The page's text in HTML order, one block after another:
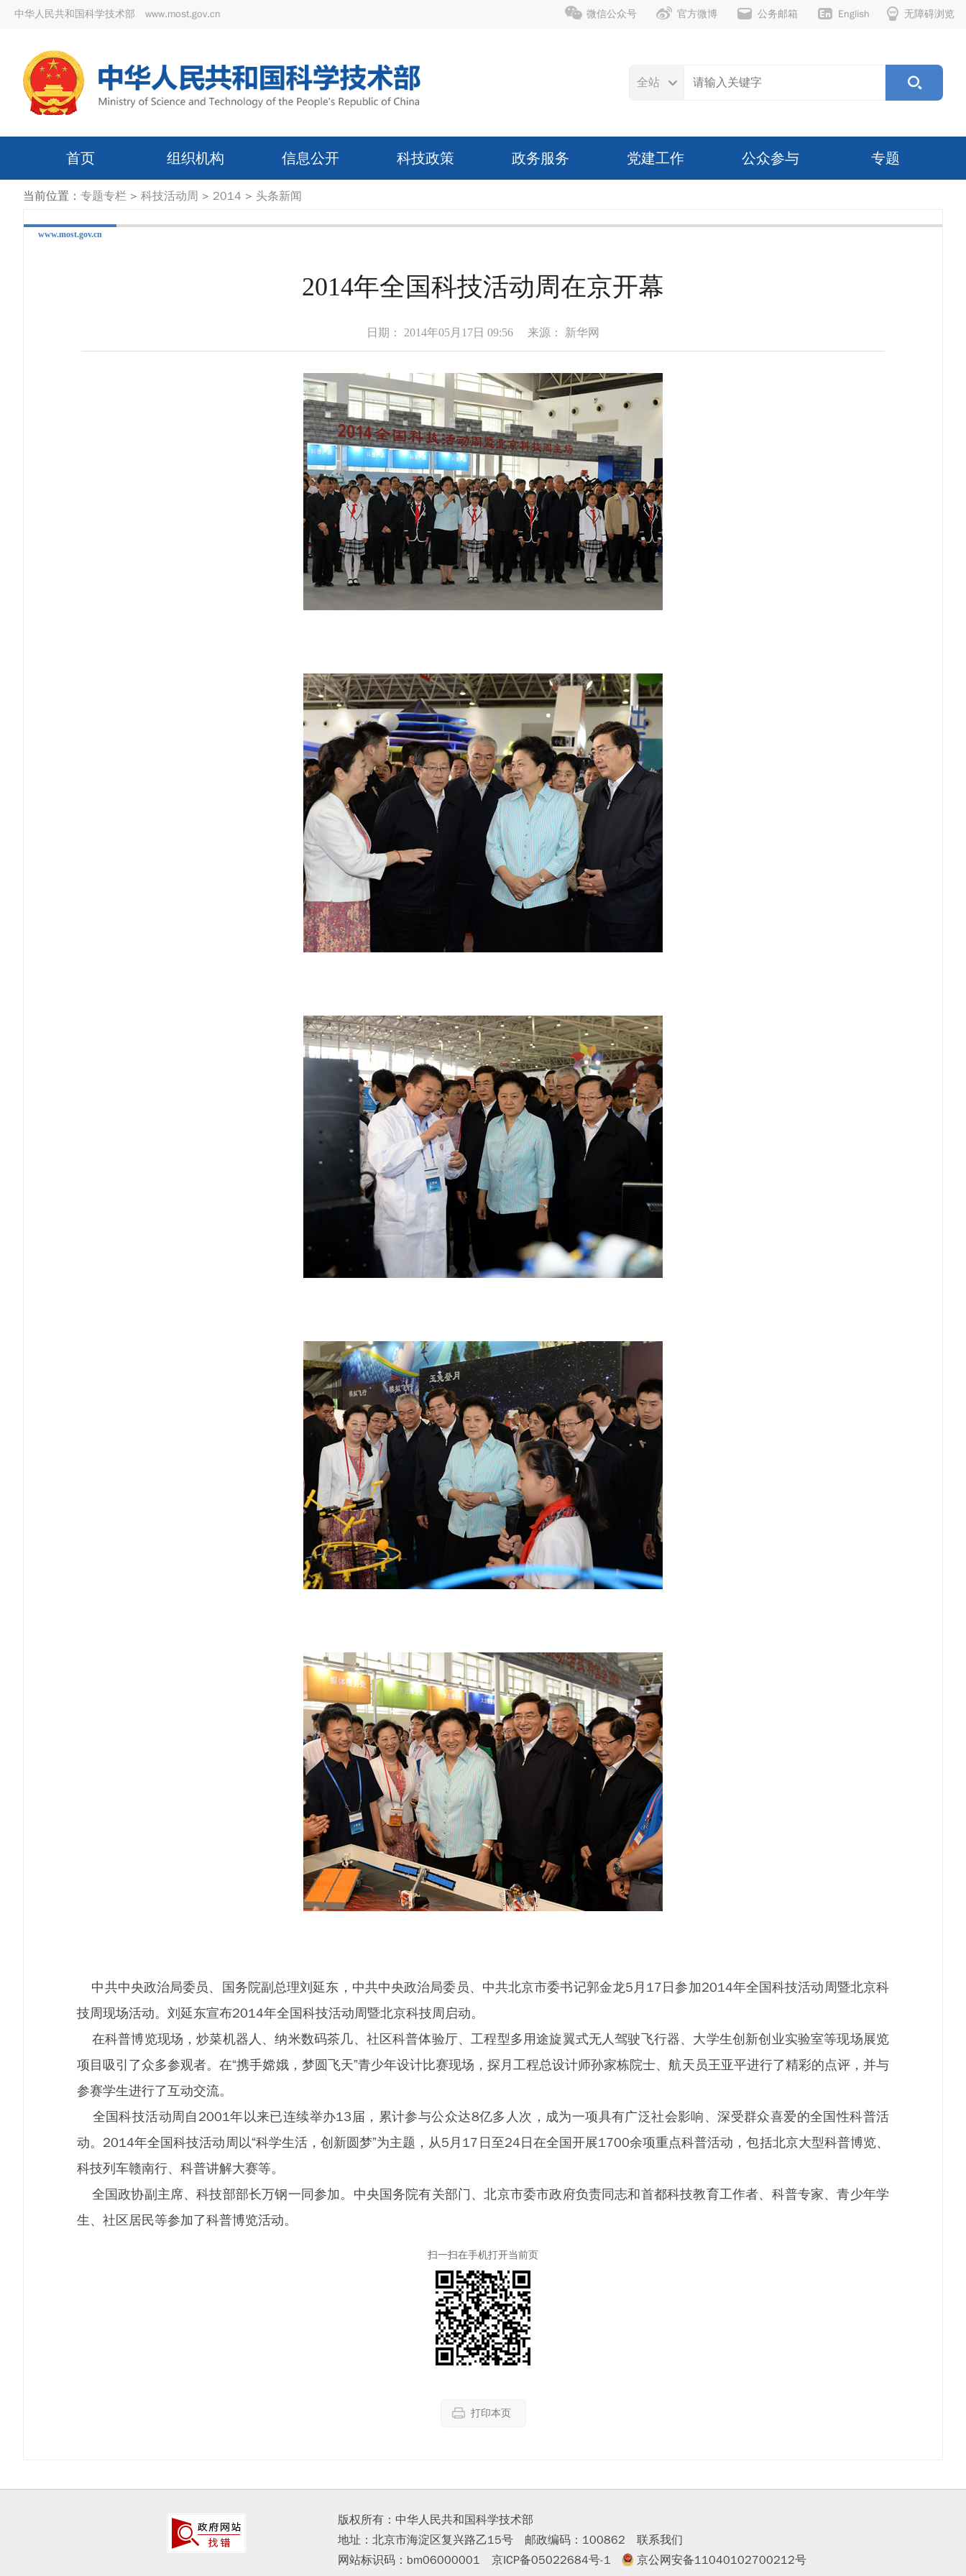
中华人民共和国科学技术部 www.most.gov.cn 无障碍浏览
English
公务邮箱
官方微博
微信公众号
全站
首页 组织机构 信息公开 科技政策 政务服务 党建工作 公众参与 专题
当前位置： 专题专栏 > 科技活动周 > 2014 > 头条新闻
www.most.gov.cn
2014年全国科技活动周在京开幕
日期： 2014年05月17日 09:56 来源： 新华网
中共中央政治局委员、国务院副总理刘延东，中共中央政治局委员、中共北京市委书记郭金龙5月17日参加2014年全国科技活动周暨北京科
技周现场活动。刘延东宣布2014年全国科技活动周暨北京科技周启动。
在科普博览现场，炒菜机器人、纳米数码茶几、社区科普体验厅、工程型多用途旋翼式无人驾驶飞行器、大学生创新创业实验室等现场展览
项目吸引了众多参观者。在“携手嫦娥，梦圆飞天”青少年设计比赛现场，探月工程总设计师孙家栋院士、航天员王亚平进行了精彩的点评，并与
参赛学生进行了互动交流。
全国科技活动周自2001年以来已连续举办13届，累计参与公众达8亿多人次，成为一项具有广泛社会影响、深受群众喜爱的全国性科普活
动。2014年全国科技活动周以“科学生活，创新圆梦”为主题，从5月17日至24日在全国开展1700余项重点科普活动，包括北京大型科普博览、
科技列车赣南行、科普讲解大赛等。
全国政协副主席、科技部部长万钢一同参加。中央国务院有关部门、北京市委市政府负责同志和首都科技教育工作者、科普专家、青少年学
生、社区居民等参加了科普博览活动。
扫一扫在手机打开当前页
打印本页
版权所有：中华人民共和国科学技术部
地址：北京市海淀区复兴路乙15号 邮政编码：100862 联系我们
网站标识码：bm06000001 京ICP备05022684号-1 京公网安备11040102700212号